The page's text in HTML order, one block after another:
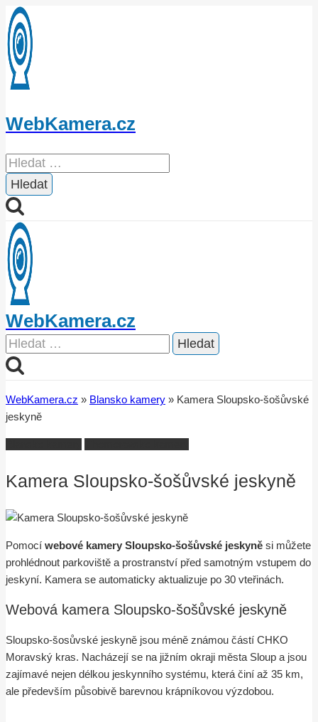
Přeskočit
na
obsah
WebKamera.cz
Vyhledávání
WebKamera.cz
Vyhledávání
WebKamera.cz » Blansko kamery » Kamera Sloupsko-šošůvské
jeskyně
Kamera Sloupsko-šošůvské jeskyně
Pomocí webové kamery Sloupsko-šošůvské jeskyně si můžete
prohlédnout parkoviště a prostranství před samotným vstupem do
jeskyní. Kamera se automaticky aktualizuje po 30 vteřinách.
Webová kamera Sloupsko-šošůvské jeskyně
Sloupsko-šosůvské jeskyně jsou méně známou částí CHKO
Moravský kras. Nacházejí se na jižním okraji města Sloup a jsou
zajímavé nejen délkou jeskynního systému, která činí až 35 km,
ale především působivě barevnou krápníkovou výzdobou.